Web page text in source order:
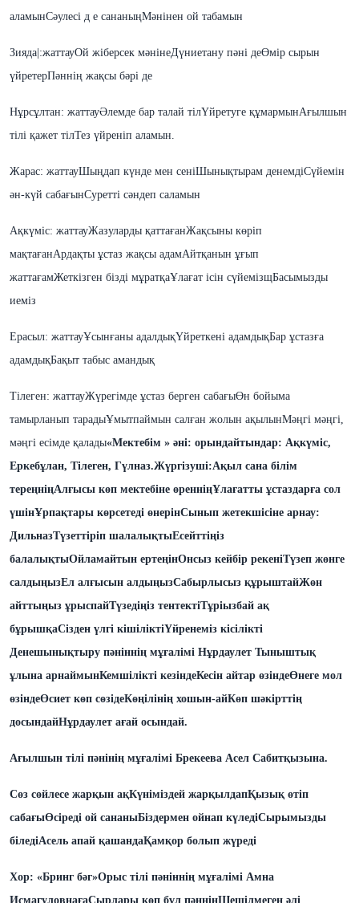
аламынСәулесі д е сананыңМәнінен ой табамын
Зияда|:жаттауОй жіберсек мәнінеДүниетану пәні деӨмір сырын
үйретерПәннің жақсы бәрі де
Нұрсұлтан: жаттауӘлемде бар талай тілҮйретуге құмармынАғылшын
тілі қажет тілТез үйреніп аламын.
Жарас: жаттауШыңдап күнде мен сеніШынықтырам денемдіСүйемін
ән-күй сабағынСуретті сәндеп саламын
Ақкүміс: жаттауЖазуларды қаттағанЖақсыны көріп
мақтағанАрдақты ұстаз жақсы адамАйтқанын ұғып
жаттағамЖеткізген бізді мұратқаҰлағат ісін сүйемізщБасымызды
иеміз
Ерасыл: жаттауҰсынғаны адалдықҮйреткені адамдықБар ұстазға
адамдықБақыт табыс амандық
Тілеген: жаттауЖүрегімде ұстаз берген сабағыӨн бойыма
тамырланып тарадыҰмытпаймын салған жолын ақылынМәңгі мәңгі,
мәңгі есімде қалады«Мектебім » әні: орындайтындар: Ақкүміс,
Еркебұлан, Тілеген, Гүлназ.Жүргізуші:Ақыл сана білім
тереңніңАлғысы көп мектебіне өренніңҰлағатты ұстаздарға сол
үшінҰрпақтары көрсетеді өнерінСынып жетекшісіне арнау:
ДильназТүзеттіріп шалалықтыЕсейттіңіз
балалықтыОйламайтын ертеңінОнсыз кейбір рекеніТүзеп жөнге
салдыңызЕл алғысын алдыңызСабырлысыз құрыштайЖөн
айттыңыз ұрыспайТүзедіңіз тентектіТұріызбай ақ
бұрышқаСізден үлгі кішіліктіҮйренеміз кісілікті
Денешынықтыру пәніннің мұғалімі Нұрдаулет Тыныштық
ұлына арнаймынКемшілікті кезіндеКесін айтар өзіндеӨнеге мол
өзіндеӨсиет көп сөзідеКөңілінің хошын-айКөп шәкірттің
досындайНұрдаулет ағай осындай.
Ағылшын тілі пәнінің мұғалімі Брекеева Асел Сабитқызына.
Сөз сөйлесе жарқын ақКүніміздей жарқылдапҚызық өтіп
сабағыӨсіреді ой сананыБіздермен ойнап күледіСырымызды
біледіАсель апай қашандаҚамқор болып жүреді
Хор: «Бринг бәг»Орыс тілі пәніннің мұғалімі Амна
ИсмагуловнағаСырлары көп бұл пәнніңШешілмеген әлі